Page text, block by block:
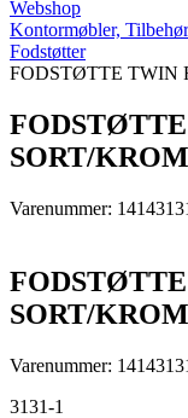
Webshop
Kontormøbler,
Fodstøtter
FODSTØTTE TWIN
SORT/KROM
Varenummer:
SORT/KROM
Varenummer:
3131-1